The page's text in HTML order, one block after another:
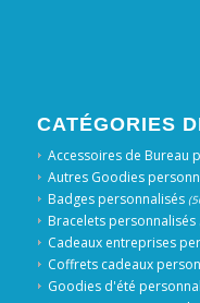
CATÉGORIES
Accessoires de Bureau
Autres Goodies
Badges personnalisés
Bracelets personnalisés
Cadeaux entreprises
Coffrets cadeaux
Goodies d'été